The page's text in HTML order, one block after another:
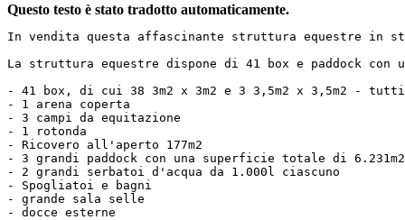
Questo testo è stato tradotto automaticamente.
In vendita questa affascinante struttura equestre in
La struttura equestre dispone di 41 box e paddock
- 41 box, di cui 38 3m2 x 3m2 e 3 3,5m2 x 3,5m2 -
- 1 arena coperta
- 3 campi da equitazione
- 1 rotonda
- Ricovero all'aperto 177m2
- 3 grandi paddock con una superficie totale di 6.231m2
- 2 grandi serbatoi d'acqua da 1.000l ciascuno
- Spogliatoi e bagni
- grande sala selle
- docce esterne